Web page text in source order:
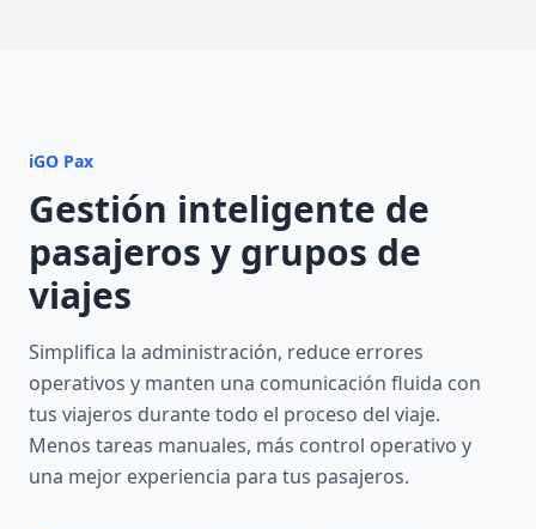
iGO Pax
Gestión inteligente de
pasajeros y grupos de
viajes
Simplifica la administración, reduce errores
operativos y manten una comunicación fluida con
tus viajeros durante todo el proceso del viaje.
Menos tareas manuales, más control operativo y
una mejor experiencia para tus pasajeros.